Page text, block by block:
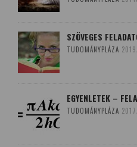
SZÖVEGES
TUDOMÁNYPLÁZA
EGYENLETEK –
TUDOMÁNYPLÁZA